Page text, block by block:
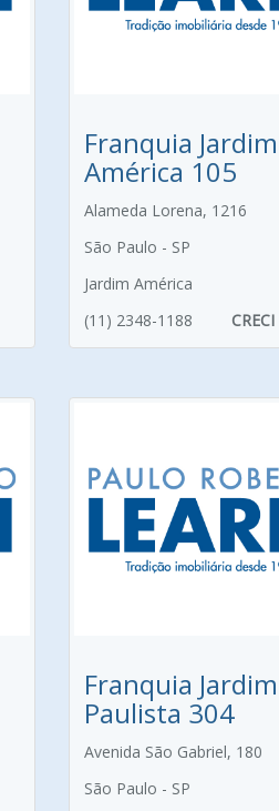
Franquia Jardim
América 105
Alameda Lorena, 1216
São Paulo - SP
Jardim América
(11) 2348-1188
CRECI
Franquia Jardim
Paulista 304
Avenida São Gabriel, 180
São Paulo - SP